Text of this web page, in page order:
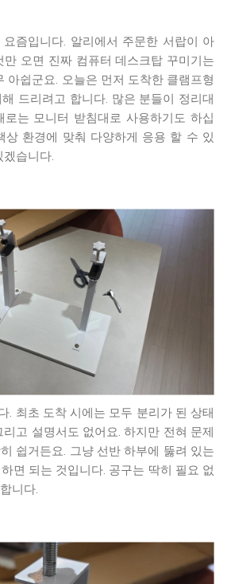
즘입니다. 알리에서 주문한 서랍이 아
만 오면 진짜 컴퓨터 데스크탑 꾸미기는
아쉽군요. 오늘은 먼저 도착한 클램프형
드리려고 합니다. 많은 분들이 정리대
는 모니터 받침대로 사용하기도 하십
상 환경에 맞춰 다양하게 응용 할 수 있
습니다.
. 최초 도착 시에는 모두 분리가 된 상태
고 설명서도 없어요. 하지만 전혀 문제
쉽거든요. 그냥 선반 하부에 뚫려 있는
면 되는 것입니다. 공구는 딱히 필요 없
니다.